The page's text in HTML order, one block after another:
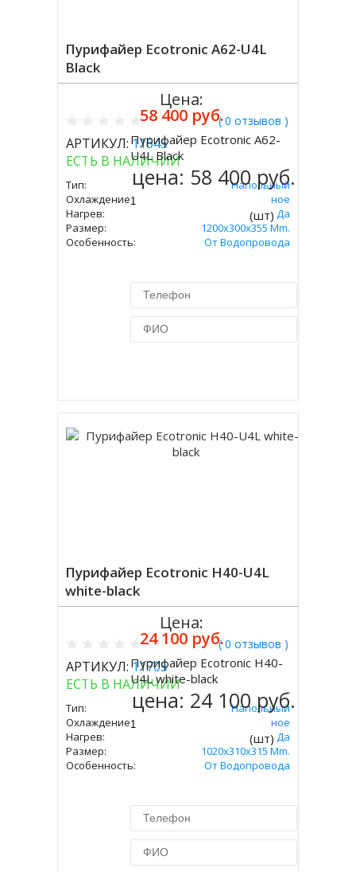
Пурифайер Ecotronic A62-U4L
Black
( 0 отзывов )
АРТИКУЛ:11645
ЕСТЬ В НАЛИЧИИ
Тип:
Напольный
Охлаждение:
Компрессорное
Нагрев:
Да
Размер:
1200x300x355 Mm.
Особенность:
От Водопровода
Цена:
58 400 руб.
Купить
Пурифайер Ecotronic A62-
U4L Black
цена: 58 400 руб.
(шт)
Пурифайер Ecotronic H40-U4L
white-black
( 0 отзывов )
АРТИКУЛ:11705
ЕСТЬ В НАЛИЧИИ
Тип:
Напольный
Охлаждение:
Компрессорное
Нагрев:
Да
Размер:
1020x310x315 Mm.
Особенность:
От Водопровода
Цена:
24 100 руб.
Купить
Пурифайер Ecotronic H40-
U4L white-black
цена: 24 100 руб.
(шт)